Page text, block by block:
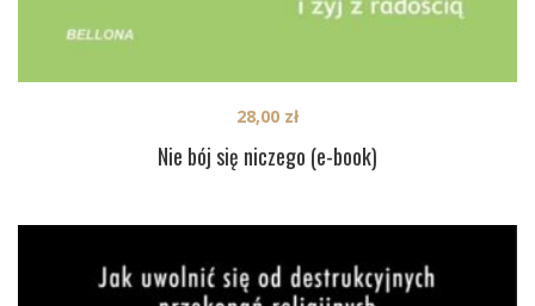
Nie bój się niczego (e-book)
28,00 zł